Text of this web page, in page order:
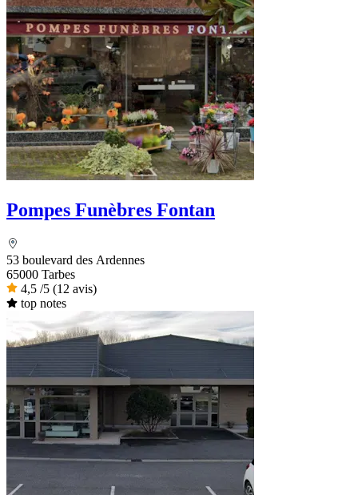
Pompes Funèbres Fontan
53 boulevard des Ardennes
65000 Tarbes
4,5 /5 (12 avis)
top notes